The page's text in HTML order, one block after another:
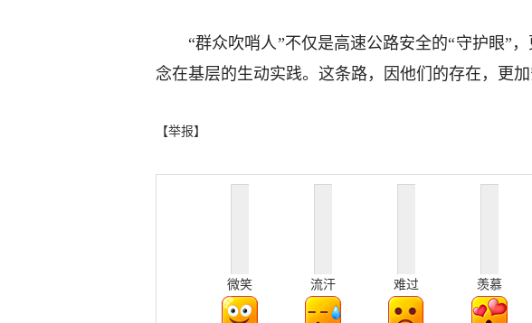
“群众吹哨人”不仅是高速公路安全的“守护眼”
念在基层的生动实践。这条路，因他们的存在，更加
【举报】
微笑 流汗 难过 羡慕